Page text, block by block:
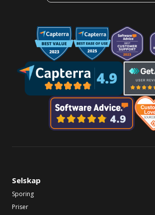
Selskap
Sporing
Priser